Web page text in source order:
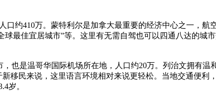
口约410万。蒙特利尔是加拿大最重要的经济中心之一，
最佳宜居城市”等。这里有无需自驾也可以四通八达的城
也是温哥华国际机场所在地，人口约20万。列治文拥有
移民来说，这里语言环境相对来说更轻松。当地交通便利
岁。